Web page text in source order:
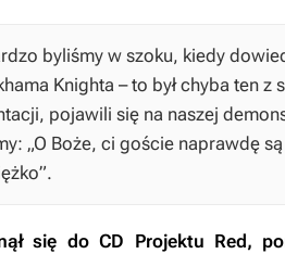
byliśmy w szoku, kiedy
Knighta – to był chyba ten z
pojawili się na naszej
„O Boże, ci goście naprawdę
się do CD Projektu Red,